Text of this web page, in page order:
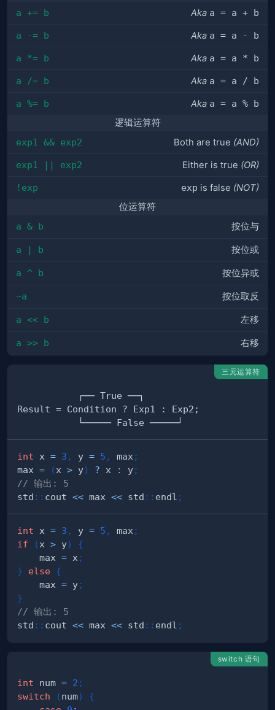
a += b Aka a = a + b
a -= b Aka a = a - b
a *= b Aka a = a * b
a /= b Aka a = a / b
a %= b Aka a = a % b
逻辑运算符
exp1 && exp2 Both are true (AND)
exp1 || exp2 Either is true (OR)
!exp exp is false (NOT)
位运算符
a & b 按位与
a | b 按位或
a ^ b 按位异或
~a 按位取反
a << b 左移
a >> b 右移
三元运算符
int x = 3 , y = 5 , max ;
max = (x > y) ? x : y;
// 输出: 5
std :: cout << max << std :: endl ;
int x = 3 , y = 5 , max ;
if
(x > y)
{
    max
= x ;
}
else {
    max
= y;
}
// 输出: 5
std :: cout << max << std :: endl ;
switch 语句
int num = 2 ;
switch
(num)
{